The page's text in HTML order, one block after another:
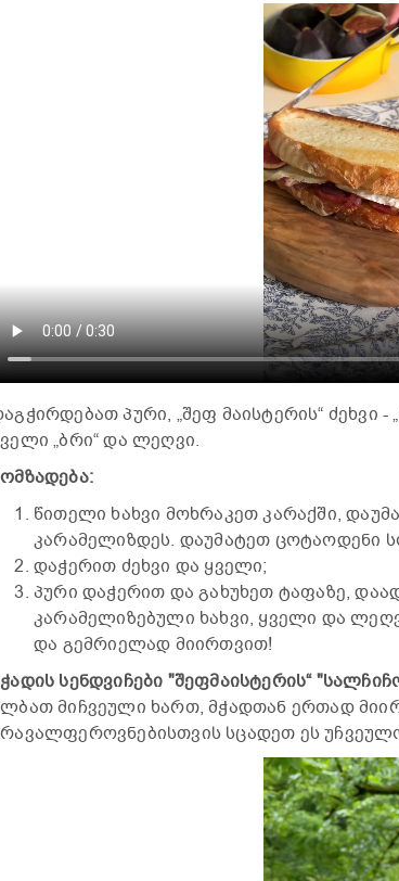
პური, „შეფ მაისტერის“ ძეხვი -
„ბრი“ და ლეღვი.
წითელი ხახვი მოხრაკეთ კარაქში,
კარამელიზდეს. დაუმატეთ ცოტაოდენი
დაჭერით ძეხვი და ყველი;
პური დაჭერით და გახუხეთ ტაფაზე,
კარამელიზებული ხახვი, ყველი და
და გემრიელად მიირთვით!
სენდვიჩები "შეფმაისტერის“
მიჩვეული ხართ, მჭადთან ერთად
სცადეთ ეს